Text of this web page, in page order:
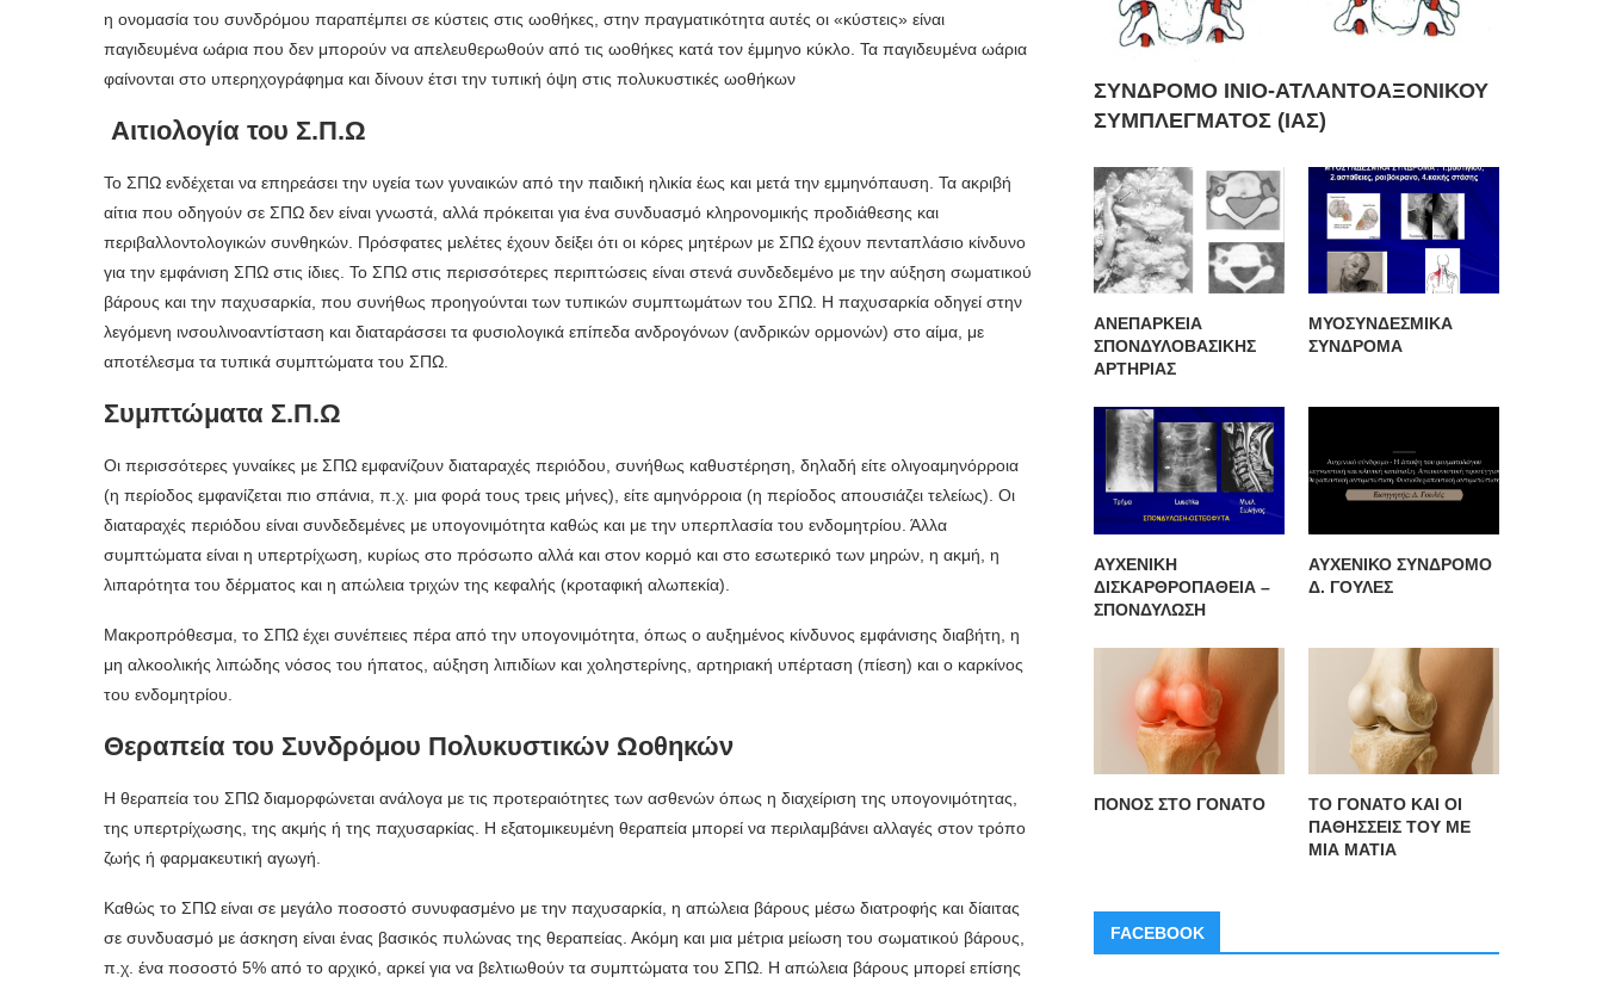
η ονομασία του συνδρόμου παραπέμπει σε κύστεις στις ωοθήκες, στην πραγματικότητα αυτές οι «κύστεις» είναι
παγιδευμένα ωάρια που δεν μπορούν να απελευθερωθούν από τις ωοθήκες κατά τον έμμηνο κύκλο. Τα παγιδευμένα ωάρια
φαίνονται στο υπερηχογράφημα και δίνουν έτσι την τυπική όψη στις πολυκυστικές ωοθήκων
Αιτιολογία του Σ.Π.Ω
Το ΣΠΩ ενδέχεται να επηρεάσει την υγεία των γυναικών από την παιδική ηλικία έως και μετά την εμμηνόπαυση. Τα ακριβή
αίτια που οδηγούν σε ΣΠΩ δεν είναι γνωστά, αλλά πρόκειται για ένα συνδυασμό κληρονομικής προδιάθεσης και
περιβαλλοντολογικών συνθηκών. Πρόσφατες μελέτες έχουν δείξει ότι οι κόρες μητέρων με ΣΠΩ έχουν πενταπλάσιο κίνδυνο
για την εμφάνιση ΣΠΩ στις ίδιες. Το ΣΠΩ στις περισσότερες περιπτώσεις είναι στενά συνδεδεμένο με την αύξηση σωματικού
βάρους και την παχυσαρκία, που συνήθως προηγούνται των τυπικών συμπτωμάτων του ΣΠΩ. Η παχυσαρκία οδηγεί στην
λεγόμενη ινσουλινοαντίσταση και διαταράσσει τα φυσιολογικά επίπεδα ανδρογόνων (ανδρικών ορμονών) στο αίμα, με
αποτέλεσμα τα τυπικά συμπτώματα του ΣΠΩ.
Συμπτώματα Σ.Π.Ω
Οι περισσότερες γυναίκες με ΣΠΩ εμφανίζουν διαταραχές περιόδου, συνήθως καθυστέρηση, δηλαδή είτε ολιγοαμηνόρροια
(η περίοδος εμφανίζεται πιο σπάνια, π.χ. μια φορά τους τρεις μήνες), είτε αμηνόρροια (η περίοδος απουσιάζει τελείως). Οι
διαταραχές περιόδου είναι συνδεδεμένες με υπογονιμότητα καθώς και με την υπερπλασία του ενδομητρίου. Άλλα
συμπτώματα είναι η υπερτρίχωση, κυρίως στο πρόσωπο αλλά και στον κορμό και στο εσωτερικό των μηρών, η ακμή, η
λιπαρότητα του δέρματος και η απώλεια τριχών της κεφαλής (κροταφική αλωπεκία).
Μακροπρόθεσμα, το ΣΠΩ έχει συνέπειες πέρα από την υπογονιμότητα, όπως ο αυξημένος κίνδυνος εμφάνισης διαβήτη, η
μη αλκοολικής λιπώδης νόσος του ήπατος, αύξηση λιπιδίων και χοληστερίνης, αρτηριακή υπέρταση (πίεση) και ο καρκίνος
του ενδομητρίου.
Θεραπεία του Συνδρόμου Πολυκυστικών Ωοθηκών
Η θεραπεία του ΣΠΩ διαμορφώνεται ανάλογα με τις προτεραιότητες των ασθενών όπως η διαχείριση της υπογονιμότητας,
της υπερτρίχωσης, της ακμής ή της παχυσαρκίας. Η εξατομικευμένη θεραπεία μπορεί να περιλαμβάνει αλλαγές στον τρόπο
ζωής ή φαρμακευτική αγωγή.
Καθώς το ΣΠΩ είναι σε μεγάλο ποσοστό συνυφασμένο με την παχυσαρκία, η απώλεια βάρους μέσω διατροφής και δίαιτας
σε συνδυασμό με άσκηση είναι ένας βασικός πυλώνας της θεραπείας. Ακόμη και μια μέτρια μείωση του σωματικού βάρους,
π.χ. ένα ποσοστό 5% από το αρχικό, αρκεί για να βελτιωθούν τα συμπτώματα του ΣΠΩ. Η απώλεια βάρους μπορεί επίσης
ΣΥΝΔΡΟΜΟ ΙΝΙΟ-ΑΤΛΑΝΤΟΑΞΟΝΙΚΟΥ
ΣΥΜΠΛΕΓΜΑΤΟΣ (ΙΑΣ)
ΑΝΕΠΑΡΚΕΙΑ
ΣΠΟΝΔΥΛΟΒΑΣΙΚΗΣ
ΑΡΤΗΡΙΑΣ
ΜΥΟΣΥΝΔΕΣΜΙΚΑ
ΣΥΝΔΡΟΜΑ
ΑΥΧΕΝΙΚΗ
ΔΙΣΚΑΡΘΡΟΠΑΘΕΙΑ –
ΣΠΟΝΔΥΛΩΣΗ
ΑΥΧΕΝΙΚΟ ΣΥΝΔΡΟΜΟ
Δ. ΓΟΥΛΕΣ
ΠΟΝΟΣ ΣΤΟ ΓΟΝΑΤΟ
ΤΟ ΓΟΝΑΤΟ ΚΑΙ ΟΙ
ΠΑΘΗΣΣΕΙΣ ΤΟΥ ΜΕ
ΜΙΑ ΜΑΤΙΑ
FACEBOOK